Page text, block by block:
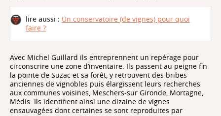
lire aussi : Un conservatoire (de vignes) pour quoi
faire ?
Avec Michel Guillard ils entreprennent un repérage pour
circonscrire une zone d’inventaire. Ils passent au peigne fin
la pointe de Suzac et sa forêt, y retrouvent des bribes
anciennes de vignobles puis élargissent leurs recherches
aux communes voisines, Meschers-sur Gironde, Mortagne,
Médis. Ils identifient ainsi une dizaine de vignes
ensauvagées dont certaines se sont reproduites par